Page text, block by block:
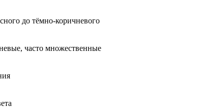
до тёмно-коричневого
часто множественные